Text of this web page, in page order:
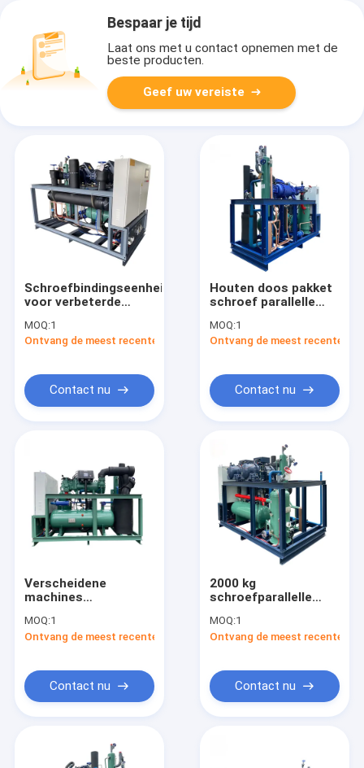
Producten
Bespaar je tijd
Laat ons met u contact opnemen met de
beste producten.
Geef uw vereiste
Schroefbindingseenheid
voor verbeterde
MOQ:1
Ontvang de meest recente Prijs
Contact nu
Houten doos pakket
schroef parallelle
prestaties in Walk In
koeler
MOQ:1
Ontvang de meest recente
Contact nu
Verscheidene
machines
schroefdraaier voor
product Walk In
MOQ:1
Ontvang de meest recente Prijs
Contact nu
2000 kg
schroefparallelle
bevestigen
productfunctie
MOQ:1
Ontvang de meest recente
Contact nu